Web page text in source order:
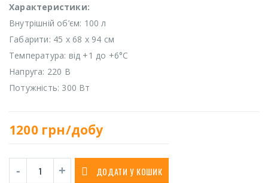
Характеристики:
Внутрішній об’єм: 100 л
Габарити: 45 х 68 х 94 см
Температура: від +1 до +6°C
Напруга: 220 В
Потужність: 300 Вт
1200 грн/добу
ДОДАТИ У КОШИК